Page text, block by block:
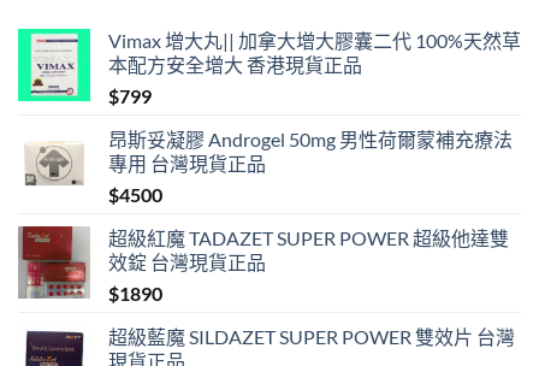
Vimax 增大丸|| 加拿大增大膠囊二代 100%天然草
本配方安全增大 香港現貨正品
$799
昂斯妥凝膠 Androgel 50mg 男性荷爾蒙補充療法
專用 台灣現貨正品
$4500
超級紅魔 TADAZET SUPER POWER 超級他達雙
效錠 台灣現貨正品
$1890
超級藍魔 SILDAZET SUPER POWER 雙效片 台灣
現貨正品